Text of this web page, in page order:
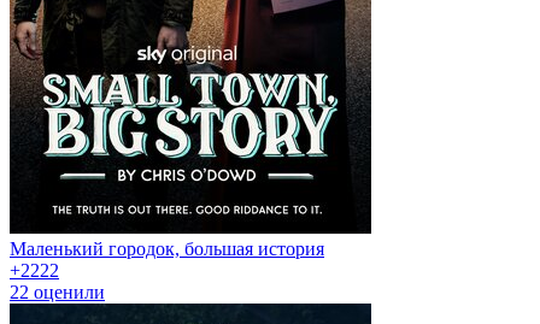
Маленький городок, большая история
+2222
22 оценили